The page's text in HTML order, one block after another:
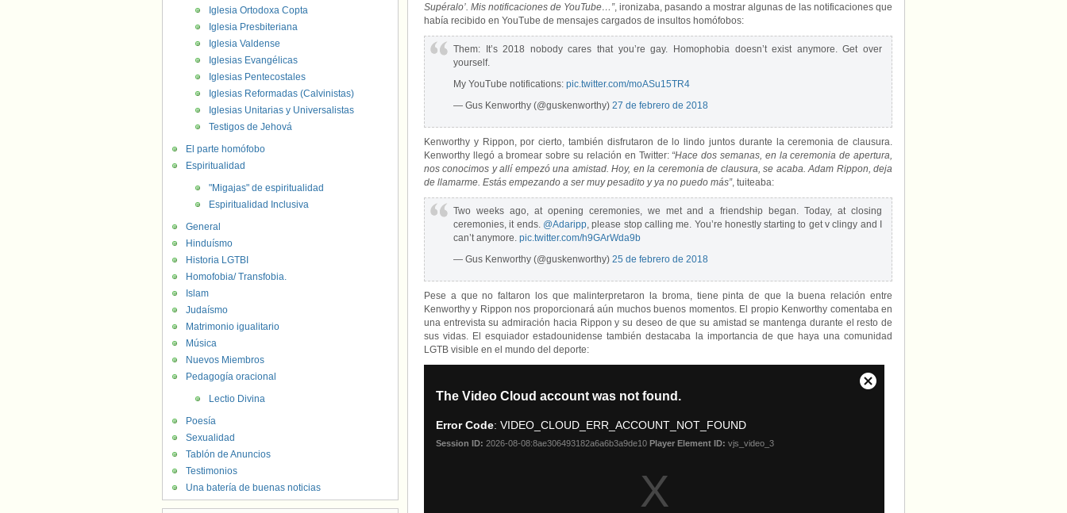
Supéralo’. Mis notificaciones de YouTube…”, ironizaba, pasando a mostrar algunas de las notificaciones que
había recibido en YouTube de mensajes cargados de insultos homófobos:
Them: It’s 2018 nobody cares that you’re gay. Homophobia doesn’t exist anymore. Get over
yourself.
My YouTube notifications: pic.twitter.com/moASu15TR4
— Gus Kenworthy (@guskenworthy) 27 de febrero de 2018
Kenworthy y Rippon, por cierto, también disfrutaron de lo lindo juntos durante la ceremonia de clausura.
Kenworthy llegó a bromear sobre su relación en Twitter: “Hace dos semanas, en la ceremonia de apertura,
nos conocimos y allí empezó una amistad. Hoy, en la ceremonia de clausura, se acaba. Adam Rippon, deja
de llamarme. Estás empezando a ser muy pesadito y ya no puedo más”, tuiteaba:
Two weeks ago, at opening ceremonies, we met and a friendship began. Today, at closing
ceremonies, it ends. @Adaripp, please stop calling me. You’re honestly starting to get v clingy and I
can’t anymore. pic.twitter.com/h9GArWda9b
— Gus Kenworthy (@guskenworthy) 25 de febrero de 2018
Pese a que no faltaron los que malinterpretaron la broma, tiene pinta de que la buena relación entre
Kenworthy y Rippon nos proporcionará aún muchos buenos momentos. El propio Kenworthy comentaba en
una entrevista su admiración hacia Rippon y su deseo de que su amistad se mantenga durante el resto de
sus vidas. El esquiador estadounidense también destacaba la importancia de que haya una comunidad
LGTB visible en el mundo del deporte:
Iglesia Ortodoxa Copta
Iglesia Presbiteriana
Iglesia Valdense
Iglesias Evangélicas
Iglesias Pentecostales
Iglesias Reformadas (Calvinistas)
Iglesias Unitarias y Universalistas
Testigos de Jehová
El parte homófobo
Espiritualidad
"Migajas" de espiritualidad
Espiritualidad Inclusiva
General
Hinduísmo
Historia LGTBI
Homofobia/ Transfobia.
Islam
Judaísmo
Matrimonio igualitario
Música
Nuevos Miembros
Pedagogía oracional
Lectio Divina
Poesía
Sexualidad
Tablón de Anuncios
Testimonios
Una batería de buenas noticias